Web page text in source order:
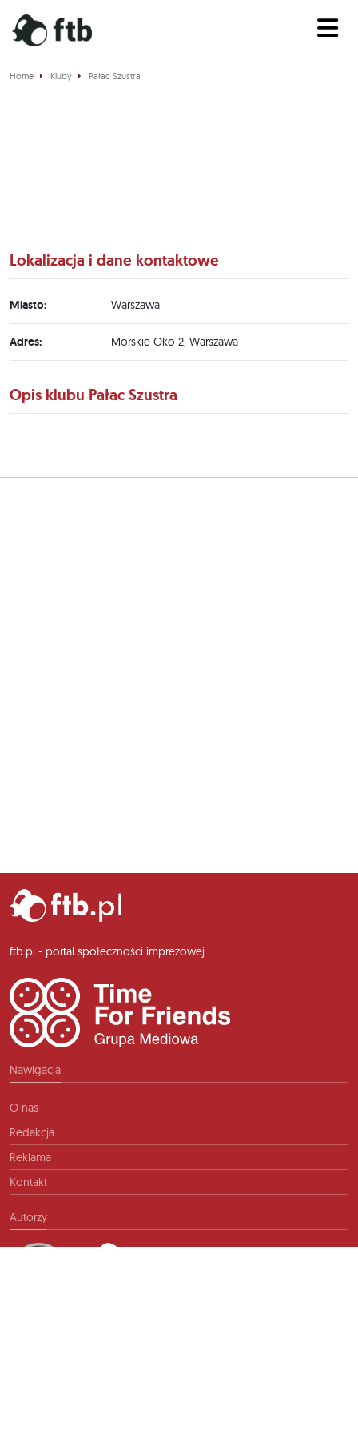
Home Kluby Pałac Szustra
Lokalizacja i dane kontaktowe
Miasto: Warszawa
Adres: Morskie Oko 2, Warszawa
Opis klubu Pałac Szustra
ftb.pl - portal społeczności imprezowej
Nawigacja
O nas
Redakcja
Reklama
Kontakt
Autorzy